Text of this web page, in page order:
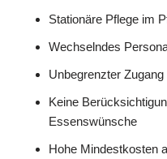
Stationäre Pflege im
Wechselndes
Unbegrenzter
Keine
Essenswünsche
Hohe Mindestkosten